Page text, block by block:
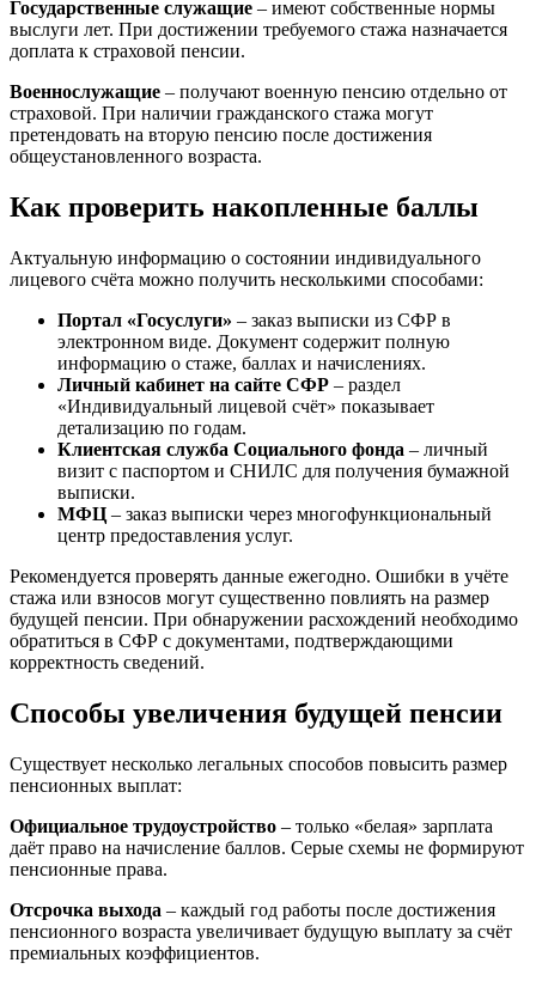
Государственные служащие – имеют собственные нормы
выслуги лет. При достижении требуемого стажа назначается
доплата к страховой пенсии.
Военнослужащие – получают военную пенсию отдельно от
страховой. При наличии гражданского стажа могут
претендовать на вторую пенсию после достижения
общеустановленного возраста.
Как проверить накопленные баллы
Актуальную информацию о состоянии индивидуального
лицевого счёта можно получить несколькими способами:
Портал «Госуслуги» – заказ выписки из СФР в
электронном виде. Документ содержит полную
информацию о стаже, баллах и начислениях.
Личный кабинет на сайте СФР – раздел
«Индивидуальный лицевой счёт» показывает
детализацию по годам.
Клиентская служба Социального фонда – личный
визит с паспортом и СНИЛС для получения бумажной
выписки.
МФЦ – заказ выписки через многофункциональный
центр предоставления услуг.
Рекомендуется проверять данные ежегодно. Ошибки в учёте
стажа или взносов могут существенно повлиять на размер
будущей пенсии. При обнаружении расхождений необходимо
обратиться в СФР с документами, подтверждающими
корректность сведений.
Способы увеличения будущей пенсии
Существует несколько легальных способов повысить размер
пенсионных выплат:
Официальное трудоустройство – только «белая» зарплата
даёт право на начисление баллов. Серые схемы не формируют
пенсионные права.
Отсрочка выхода – каждый год работы после достижения
пенсионного возраста увеличивает будущую выплату за счёт
премиальных коэффициентов.